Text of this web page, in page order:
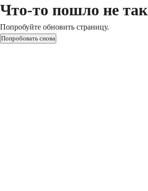
Что-то пошло не так
Попробуйте обновить страницу.
Попробовать снова